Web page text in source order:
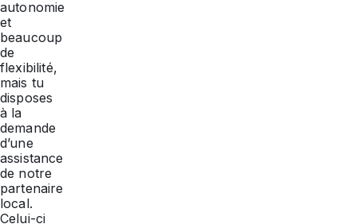
autonomie
et
beaucoup
de
flexibilité,
mais tu
disposes
à la
demande
d’une
assistance
de notre
partenaire
local.
Celui-ci